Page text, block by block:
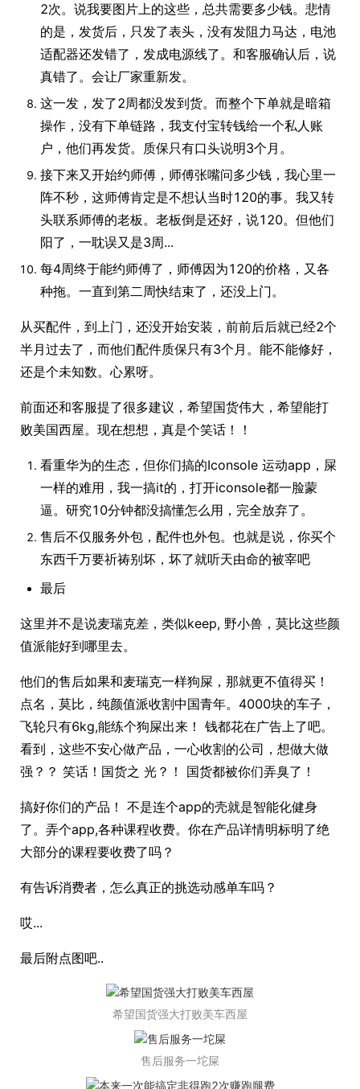
2次。说我要图片上的这些，总共需要多少钱。悲情
的是，发货后，只发了表头，没有发阻力马达，电池
适配器还发错了，发成电源线了。和客服确认后，说
真错了。会让厂家重新发。
这一发，发了2周都没发到货。而整个下单就是暗箱
操作，没有下单链路，我支付宝转钱给一个私人账
户，他们再发货。质保只有口头说明3个月。
接下来又开始约师傅，师傅张嘴问多少钱，我心里一
阵不秒，这师傅肯定是不想认当时120的事。我又转
头联系师傅的老板。老板倒是还好，说120。但他们
阳了，一耽误又是3周...
每4周终于能约师傅了，师傅因为120的价格，又各
种拖。一直到第二周快结束了，还没上门。
从买配件，到上门，还没开始安装，前前后后就已经2个
半月过去了，而他们配件质保只有3个月。能不能修好，
还是个未知数。心累呀。
前面还和客服提了很多建议，希望国货伟大，希望能打
败美国西屋。现在想想，真是个笑话！！
看重华为的生态，但你们搞的Iconsole 运动app，屎
一样的难用，我一搞it的，打开iconsole都一脸蒙
逼。研究10分钟都没搞懂怎么用，完全放弃了。
售后不仅服务外包，配件也外包。也就是说，你买个
东西千万要祈祷别坏，坏了就听天由命的被宰吧
最后
这里并不是说麦瑞克差，类似keep, 野小兽，莫比这些颜
值派能好到哪里去。
他们的售后如果和麦瑞克一样狗屎，那就更不值得买！
点名，莫比，纯颜值派收割中国青年。4000块的车子，
飞轮只有6kg,能练个狗屎出来！ 钱都花在广告上了吧。
看到，这些不安心做产品，一心收割的公司，想做大做
强？？ 笑话！国货之 光？！ 国货都被你们弄臭了！
搞好你们的产品！ 不是连个app的壳就是智能化健身
了。弄个app,各种课程收费。你在产品详情明标明了绝
大部分的课程要收费了吗？
有告诉消费者，怎么真正的挑选动感单车吗？
哎...
最后附点图吧..
希望国货强大打败美车西屋
售后服务一坨屎